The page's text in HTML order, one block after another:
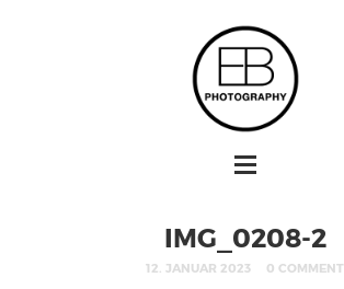
IMG_0208-2
12. JANUAR 2023 0 COMMENT